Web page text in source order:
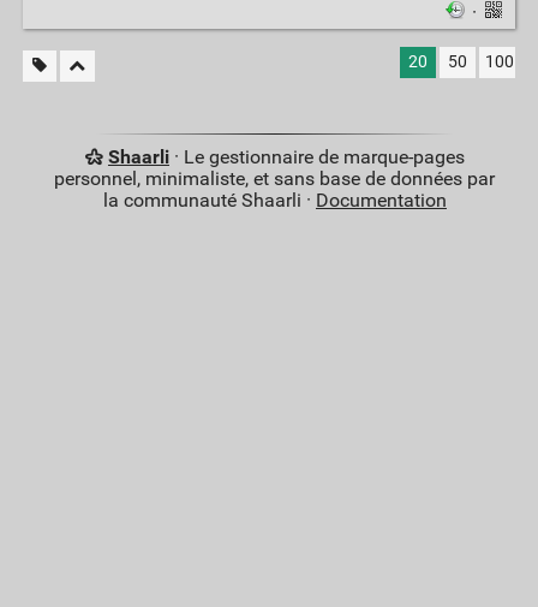
·
20 50 100
Shaarli· Le gestionnaire de marque-pages
personnel, minimaliste, et sans base de données par
la communauté Shaarli · Documentation